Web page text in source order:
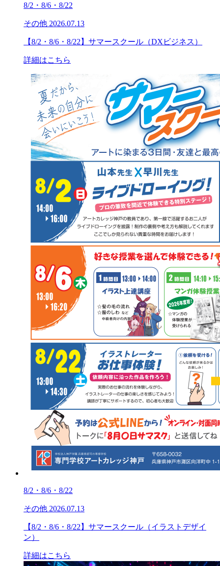
8/2・8/6・8/22
その他 2026.07.13
【8/2・8/6・8/22】サマースクール（DXビジネス）
詳細はこちら
8/2・8/6・8/22
その他 2026.07.13
【8/2・8/6・8/22】サマースクール（イラストデザイ
ン）
詳細はこちら